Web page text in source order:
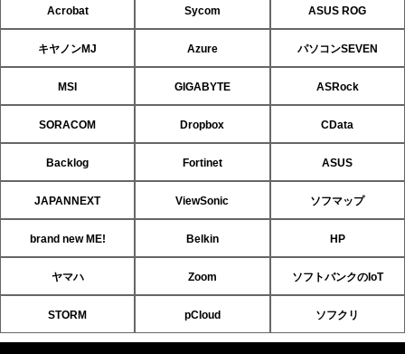
Acrobat Sycom ASUS ROG
キヤノンMJ Azure パソコンSEVEN
MSI GIGABYTE ASRock
SORACOM Dropbox CData
Backlog Fortinet ASUS
JAPANNEXT ViewSonic ソフマップ
brand new ME! Belkin HP
ヤマハ Zoom ソフトバンクのIoT
STORM pCloud ソフクリ